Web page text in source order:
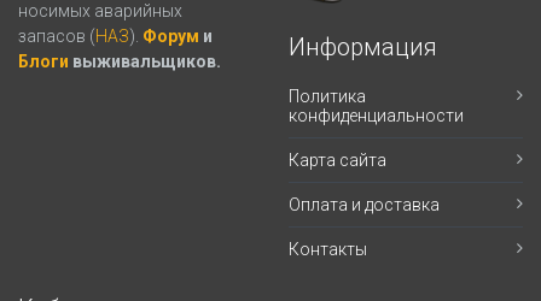
носимых аварийных
запасов (НАЗ). Форум и
Блоги выживальщиков.
Информация
Политика
конфиденциальности
Карта сайта
Оплата и доставка
Контакты